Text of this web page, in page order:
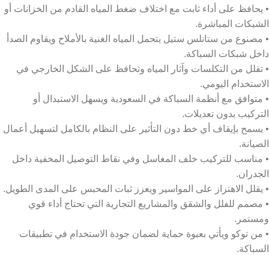
• يحافظ على أداء ثابت مع اختلاف ضغط المياه القادم من الخزانات أو
الشبكات المباشرة.
• مصنوع من ستانلس ستيل يتحمل المياه الغنية بالأملاح ويقاوم الصدأ
داخل شبكات السباكة.
• تقلل من التكلسات وآثار المياه وتحافظ على الشكل الخارجي في
الاستخدام اليومي.
• متوافق مع أنظمة السباكة في السعودية ويسهل الاستبدال أو
التركيب بدون تعديلات.
• يسمح بإيقاف أي خط دون التأثير على النظام بالكامل لتسهيل أعمال
الصيانة.
• مناسب للتركيب خلف المغاسل وفي نقاط التوصيل المخفية داخل
الجدران.
• يقلل الاهتزاز على المواسير ويعزز ثبات المحبس على المدى الطويل.
• مصمم للفلل والشقق والمشاريع التجارية التي تحتاج أداء قوي
ومستمر.
• من توكو ويأتي بعبوة حماية لضمان جودة الاستخدام في تطبيقات
السباكة.